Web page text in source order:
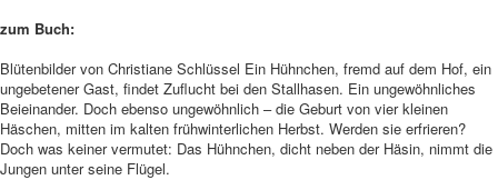
zum Buch:
Blütenbilder von Christiane Schlüssel Ein Hühnchen, fremd auf dem Hof, ein
ungebetener Gast, findet Zuflucht bei den Stallhasen. Ein ungewöhnliches
Beieinander. Doch ebenso ungewöhnlich – die Geburt von vier kleinen
Häschen, mitten im kalten frühwinterlichen Herbst. Werden sie erfrieren?
Doch was keiner vermutet: Das Hühnchen, dicht neben der Häsin, nimmt die
Jungen unter seine Flügel.